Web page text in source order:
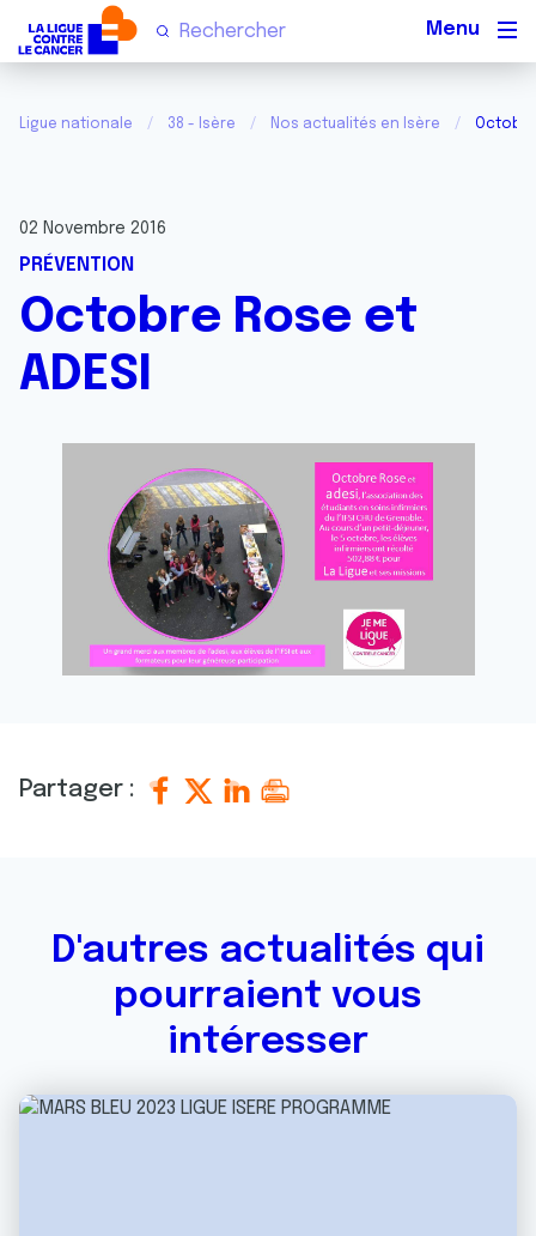
Ligue nationale 38 - Isère Nos actualités en Isère Octobre
02 Novembre 2016
PRÉVENTION
Octobre Rose et
ADESI
Partager :
D'autres actualités qui
pourraient vous
intéresser